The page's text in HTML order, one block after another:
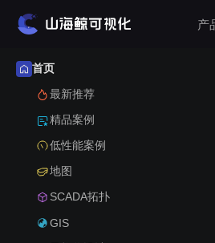
产
产品介绍
山海鲸围绕数据可视化打造了整套
现从3D数字孪生到数据报表，从产
站式用户体验。
查看价格
首页
最新推荐
精品案例
低性能案例
地图
SCADA拓扑
GIS